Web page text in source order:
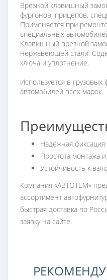
Врезной клавишный
фургонов, прицепов,
Применяется при
специальных
Клавишный врезной
нержавеющей стали.
ключа и уплотнение.
Используется в грузовых
автомобилей всех марок.
Надёжная
Простота монтажа
Устойчивость к
Компания «АВТОТЕМ»
ассортимент
быстрая доставка по
заявку на сайте.